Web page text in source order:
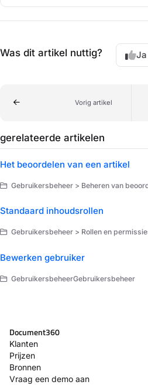
Was dit artikel nuttig? Ja
Vorig artikel
gerelateerde artikelen
Het beoordelen van een artikel
Gebruikersbeheer > Beheren van
Standaard inhoudsrollen
Gebruikersbeheer > Rollen en
Bewerken gebruiker
GebruikersbeheerGebruikersbeheer
Document360
Klanten
Prijzen
Bronnen
Vraag een demo aan